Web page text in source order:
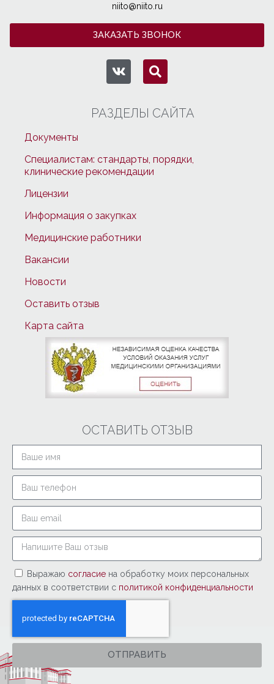
niito@niito.ru
ЗАКАЗАТЬ ЗВОНОК
РАЗДЕЛЫ САЙТА
Документы
Специалистам: стандарты, порядки,
клинические рекомендации
Лицензии
Информация о закупках
Медицинские работники
Вакансии
Новости
Оставить отзыв
Карта сайта
ОСТАВИТЬ ОТЗЫВ
Выражаю согласие на обработку моих персональных
данных в соответствии с политикой конфиденциальности
ОТПРАВИТЬ